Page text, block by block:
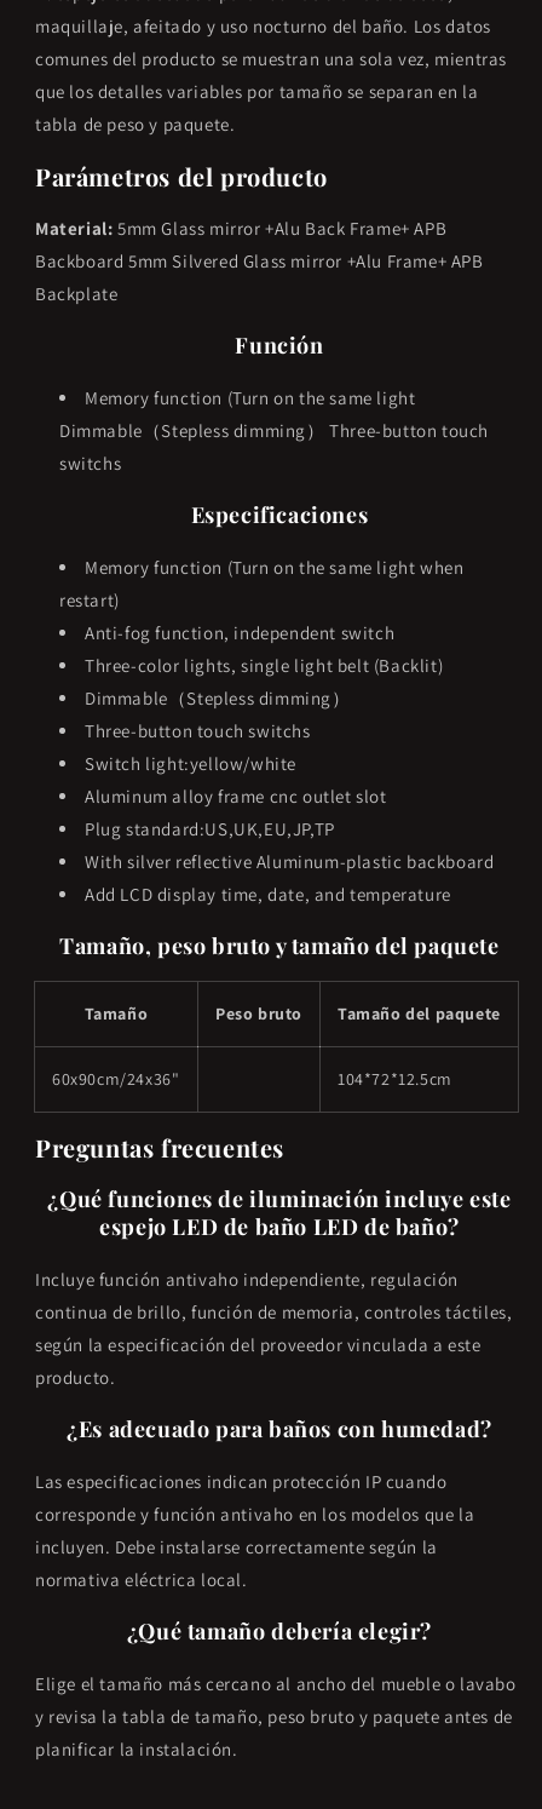
maquillaje, afeitado y uso nocturno del baño. Los datos
comunes del producto se muestran una sola vez, mientras
que los detalles variables por tamaño se separan en la
tabla de peso y paquete.
Parámetros del producto
Material: 5mm Glass mirror +Alu Back Frame+ APB
Backboard 5mm Silvered Glass mirror +Alu Frame+ APB
Backplate
Función
Memory function (Turn on the same light
Dimmable（Stepless dimming） Three-button touch
switchs
Especificaciones
Memory function (Turn on the same light when
restart)
Anti-fog function, independent switch
Three-color lights, single light belt (Backlit)
Dimmable（Stepless dimming）
Three-button touch switchs
Switch light:yellow/white
Aluminum alloy frame cnc outlet slot
Plug standard:US,UK,EU,JP,TP
With silver reflective Aluminum-plastic backboard
Add LCD display time, date, and temperature
Tamaño, peso bruto y tamaño del paquete
Tamaño Peso bruto Tamaño del paquete
60x90cm/24x36" 104*72*12.5cm
Preguntas frecuentes
¿Qué funciones de iluminación incluye este
espejo LED de baño LED de baño?
Incluye función antivaho independiente, regulación
continua de brillo, función de memoria, controles táctiles,
según la especificación del proveedor vinculada a este
producto.
¿Es adecuado para baños con humedad?
Las especificaciones indican protección IP cuando
corresponde y función antivaho en los modelos que la
incluyen. Debe instalarse correctamente según la
normativa eléctrica local.
¿Qué tamaño debería elegir?
Elige el tamaño más cercano al ancho del mueble o lavabo
y revisa la tabla de tamaño, peso bruto y paquete antes de
planificar la instalación.